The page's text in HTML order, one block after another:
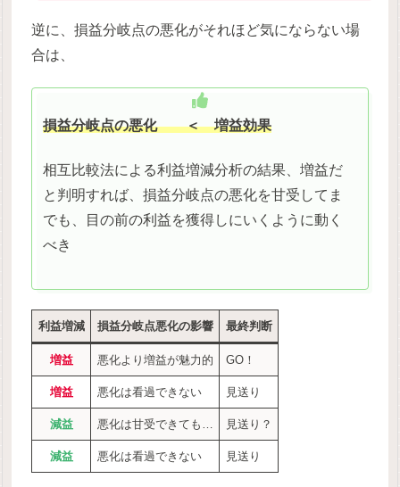
逆に、損益分岐点の悪化がそれほど気にならない場
合は、
損益分岐点の悪化 ＜ 増益効果
相互比較法による利益増減分析の結果、増益だ
と判明すれば、損益分岐点の悪化を甘受してま
でも、目の前の利益を獲得しにいくように動く
べき
利益増減 損益分岐点悪化の影響 最終判断
増益 悪化より増益が魅力的 GO！
増益 悪化は看過できない 見送り
減益 悪化は甘受できても… 見送り？
減益 悪化は看過できない 見送り